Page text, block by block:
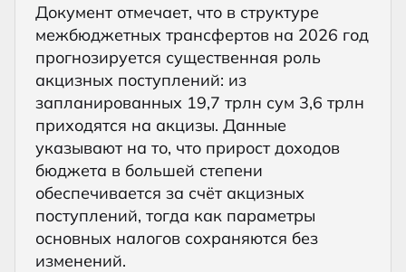
Документ отмечает, что в структуре
межбюджетных трансфертов на 2026 год
прогнозируется существенная роль
акцизных поступлений: из
запланированных 19,7 трлн сум 3,6 трлн
приходятся на акцизы. Данные
указывают на то, что прирост доходов
бюджета в большей степени
обеспечивается за счёт акцизных
поступлений, тогда как параметры
основных налогов сохраняются без
изменений.